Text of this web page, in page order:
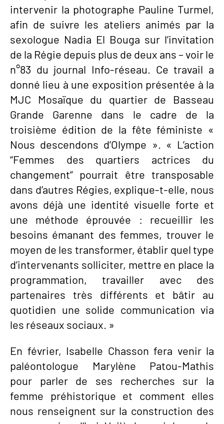
intervenir la photographe Pauline Turmel,
afin de suivre les ateliers animés par la
sexologue Nadia El Bouga sur l’invitation
de la Régie depuis plus de deux ans – voir le
n°83 du journal Info-réseau. Ce travail a
donné lieu à une exposition présentée à la
MJC Mosaïque du quartier de Basseau
Grande Garenne dans le cadre de la
troisième édition de la fête féministe «
Nous descendons d’Olympe ». « L’action
“Femmes des quartiers actrices du
changement” pourrait être transposable
dans d’autres Régies, explique-t-elle, nous
avons déjà une identité visuelle forte et
une méthode éprouvée : recueillir les
besoins émanant des femmes, trouver le
moyen de les transformer, établir quel type
d’intervenants solliciter, mettre en place la
programmation, travailler avec des
partenaires très différents et bâtir au
quotidien une solide communication via
les réseaux sociaux. »
En février, Isabelle Chasson fera venir la
paléontologue Marylène Patou-Mathis
pour parler de ses recherches sur la
femme préhistorique et comment elles
nous renseignent sur la construction des